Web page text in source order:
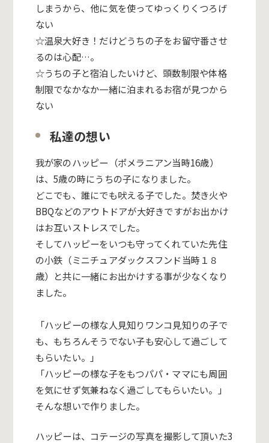
しまうから、他に気を使ってゆっくりくつろげ
ない
☆温泉大好き！だけどうちの子をお留守番させ
るのは心配…。
☆うちの子と宿泊したいけど、頭数制限や体格
制限でなかなか一緒に泊まれるお宿が見つから
ない
私達の想い
我が家のハッピー（ポメラニアン当時16歳）
は、5歳の時にうちの子になりました。
どこでも、誰にでも吠える子でした。焚き火や
BBQなどのアウトドアが大好きですがお出かけ
はお互いストレスでした。
そしてハッピーをいつも守ってくれていた先住
の小鉄（ミニチュアダックスフンド当時１８
歳）と共に一緒にお出かけする事が少なくなり
ました。
「ハッピーの様な人見知りワンコ見知りの子で
も、もちろんそうでない子も安心して過ごして
もらいたい。」
「ハッピーの様な子をもつパパ・ママにも周囲
を気にせず気兼ねなく過ごしてもらいたい。」
そんな想いで作りました。
ハッピーは、コテージの写真を撮影して頂いた3